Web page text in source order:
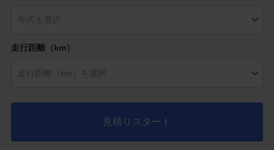
走行距離（km）
見積りスタート